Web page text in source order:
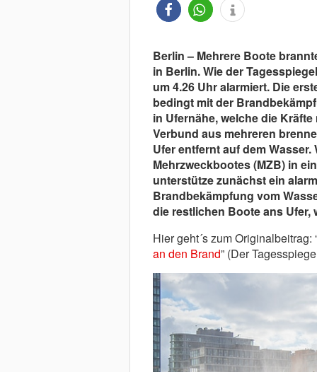
Berlin – Mehrere Boote
in Berlin. Wie der
um 4.26 Uhr alarmiert. Die
bedingt mit der
in Ufernähe, welche die
Verbund aus mehreren
Ufer entfernt auf dem
Mehrzweckbootes (MZB) in
unterstütze zunächst ein
Brandbekämpfung vom
die restlichen Boote ans
Hier geht´s zum Originalbeitrag:
an den Brand” (Der